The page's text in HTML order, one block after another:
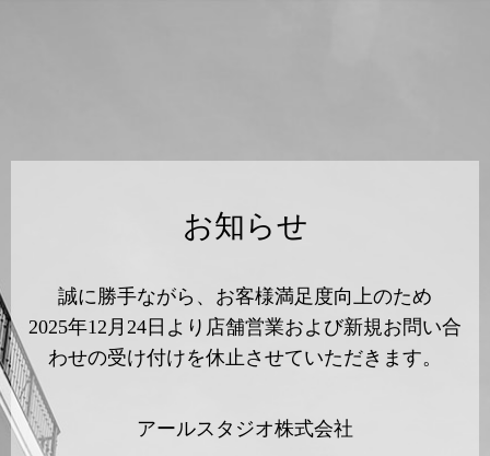
お知らせ
誠に勝手ながら、お客様満足度向上のため
2025年12月24日より店舗営業および新規お問い合
わせの受け付けを休止させていただきます。
アールスタジオ株式会社